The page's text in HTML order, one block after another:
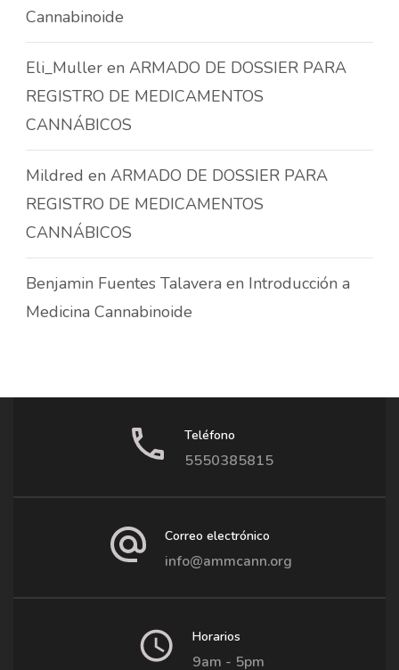
Cannabinoide
Eli_Muller en ARMADO DE DOSSIER PARA
REGISTRO DE MEDICAMENTOS
CANNÁBICOS
Mildred en ARMADO DE DOSSIER PARA
REGISTRO DE MEDICAMENTOS
CANNÁBICOS
Benjamin Fuentes Talavera en Introducción a
Medicina Cannabinoide
Teléfono
5550385815
Correo electrónico
info@ammcann.org
Horarios
9am - 5pm